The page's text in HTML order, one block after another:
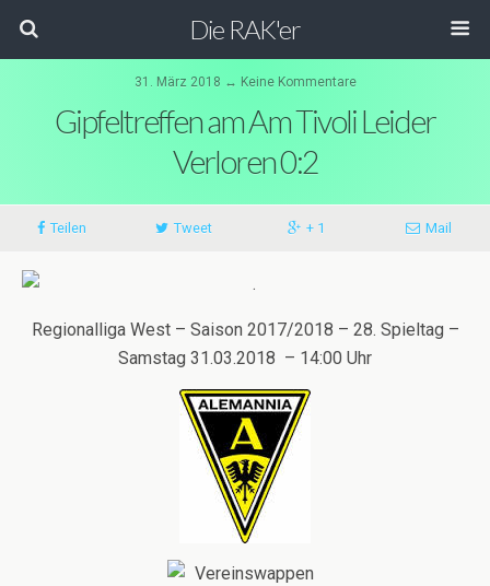
Die RAK'er
31. März 2018 ↔ Keine Kommentare
Gipfeltreffen am Am Tivoli Leider
Verloren 0:2
Teilen Tweet + 1 Mail
Regionalliga West – Saison 2017/2018 – 28. Spieltag –
Samstag 31.03.2018 – 14:00 Uhr